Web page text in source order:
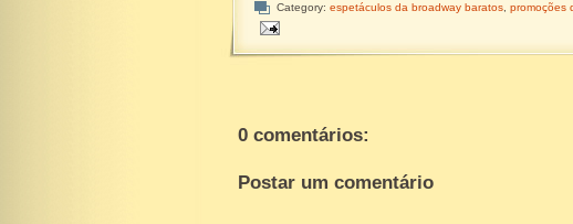
Category: espetáculos da broadway baratos promoções
0 comentários:
Postar um comentário